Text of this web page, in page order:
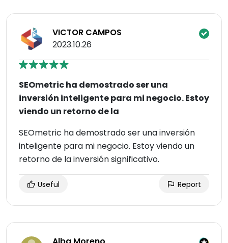
VICTOR CAMPOS
2023.10.26
SEOmetric ha demostrado ser una
inversión inteligente para mi negocio. Estoy
viendo un retorno de la
SEOmetric ha demostrado ser una inversión
inteligente para mi negocio. Estoy viendo un
retorno de la inversión significativo.
Useful Report